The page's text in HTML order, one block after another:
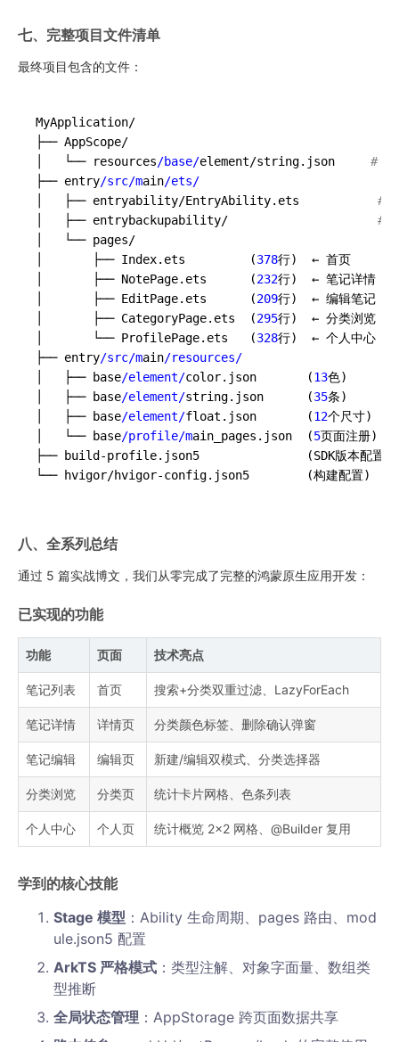
七、完整项目文件清单
最终项目包含的文件：
MyApplication/
├── AppScope/
│   └── resources/base/element/string.json #
├── entry/src/main/ets/
│   ├── entryability/EntryAbility.ets #
│   ├── entrybackupability/ #
│   └── pages/
│       ├── Index.ets         (378行)  ← 首页
│       ├── NotePage.ets      (232行)  ← 笔记详情
│       ├── EditPage.ets      (209行)  ← 编辑笔记
│       ├── CategoryPage.ets  (295行)  ← 分类浏览
│       └── ProfilePage.ets   (328行)  ← 个人中心
├── entry/src/main/resources/
│   ├── base/element/color.json       (13色)
│   ├── base/element/string.json      (35条)
│   ├── base/element/float.json       (12个尺寸)
│   └── base/profile/main_pages.json  (5页面注册)
├── build-profile.json5               (SDK版本配置)
八、全系列总结
通过 5 篇实战博文，我们从零完成了完整的鸿蒙原生应用开发：
已实现的功能
功能 页面 技术亮点
笔记列表 首页 搜索+分类双重过滤、LazyForEach
笔记详情 详情页 分类颜色标签、删除确认弹窗
笔记编辑 编辑页 新建/编辑双模式、分类选择器
分类浏览 分类页 统计卡片网格、色条列表
个人中心 个人页 统计概览 2×2 网格、@Builder 复用
学到的核心技能
Stage 模型 ：Ability 生命周期、pages 路由、mod
ule.json5 配置
ArkTS 严格模式 ：类型注解、对象字面量、数组类
型推断
全局状态管理 ：AppStorage 跨页面数据共享